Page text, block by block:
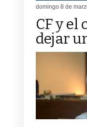
domingo 8 de
CF y el
dejar